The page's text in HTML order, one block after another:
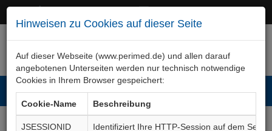
Hinweisen zu Cookies auf dieser Seite
Auf dieser Webseite (www.perimed.de) und allen darauf
angebotenen Unterseiten werden nur technisch notwendige
Cookies in Ihrem Browser gespeichert:
Cookie-Name
Beschreibung
JSESSIONID
Identifiziert Ihre HTTP-Session auf dem Server